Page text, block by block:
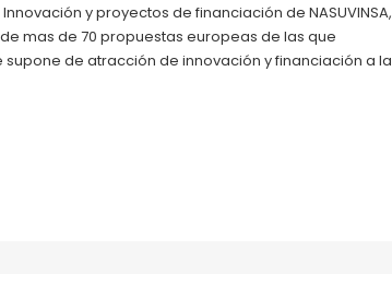
y proyectos de financiación de NASUVINSA,
mas de 70 propuestas europeas de las que
de atracción de innovación y financiación a la